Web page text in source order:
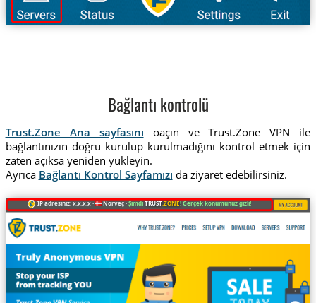
Bağlantı kontrolü
Trust.Zone Ana sayfasını oaçın ve Trust.Zone VPN ile
bağlantınızın doğru kurulup kurulmadığını kontrol etmek için
zaten açıksa yeniden yükleyin.
Ayrıca Bağlantı Kontrol Sayfamızı da ziyaret edebilirsiniz.
IP adresiniz: x.x.x.x · Norveç ·ŞimdiTRUST.ZONE! Gerçek konumunuz gizli!